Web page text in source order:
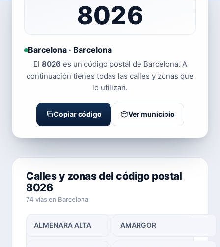
8026
Barcelona · Barcelona
El 8026 es un código postal de Barcelona. A
continuación tienes todas las calles y zonas que
lo utilizan.
Copiar código Ver municipio
Calles y zonas del código postal
8026
74 vías en Barcelona
ALMENARA ALTA AMARGOR